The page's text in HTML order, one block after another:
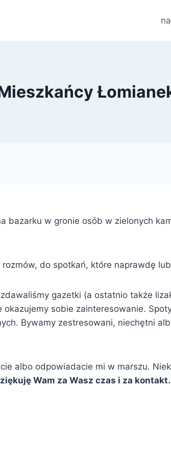
bazarku w gronie osób w zielonych
do spotkań, które naprawdę
gazetki (a ostatnio także
sobie zainteresowanie.
Bywamy zestresowani, niechętni
albo odpowiadacie mi w marszu.
Wam za Wasz czas i za